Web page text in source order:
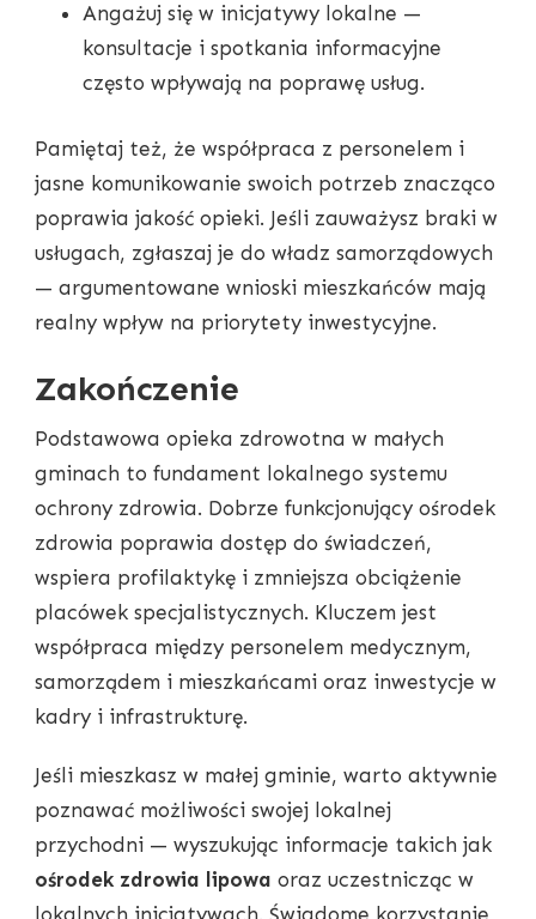
Angażuj się w inicjatywy lokalne —
konsultacje i spotkania informacyjne
często wpływają na poprawę usług.
Pamiętaj też, że współpraca z personelem i
jasne komunikowanie swoich potrzeb znacząco
poprawia jakość opieki. Jeśli zauważysz braki w
usługach, zgłaszaj je do władz samorządowych
— argumentowane wnioski mieszkańców mają
realny wpływ na priorytety inwestycyjne.
Zakończenie
Podstawowa opieka zdrowotna w małych
gminach to fundament lokalnego systemu
ochrony zdrowia. Dobrze funkcjonujący ośrodek
zdrowia poprawia dostęp do świadczeń,
wspiera profilaktykę i zmniejsza obciążenie
placówek specjalistycznych. Kluczem jest
współpraca między personelem medycznym,
samorządem i mieszkańcami oraz inwestycje w
kadry i infrastrukturę.
Jeśli mieszkasz w małej gminie, warto aktywnie
poznawać możliwości swojej lokalnej
przychodni — wyszukując informacje takich jak
ośrodek zdrowia lipowa oraz uczestnicząc w